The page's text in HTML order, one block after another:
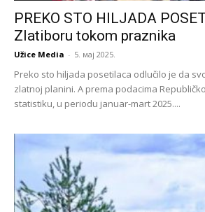
PREKO STO HILJADA
Zlatiboru tokom praznika
Užice Media - 5. мај 2025.
Preko sto hiljada posetilaca odlučilo je da
zlatnoj planini. A prema podacima
statistiku, u periodu januar-mart 2025....